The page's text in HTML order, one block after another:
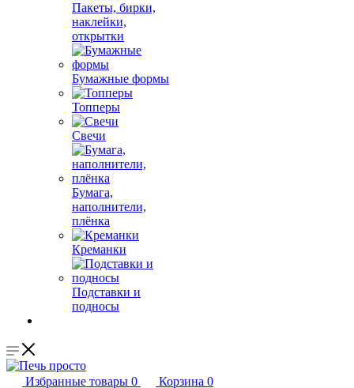
Пакеты, бирки,
наклейки,
открытки
Бумажные формы
Топперы
Свечи
Бумага,
наполнители,
плёнка
Креманки
Подставки и
подносы
Избранные товары 0 Корзина 0